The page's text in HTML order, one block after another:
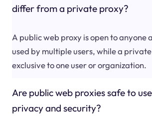
differ from a private proxy?
A public web proxy is open to anyone
used by multiple users, while a
exclusive to one user or organization.
Are public web proxies safe to
privacy and security?